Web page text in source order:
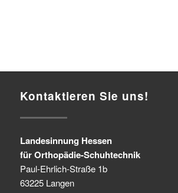
Kontaktieren Sie uns!
Landesinnung Hessen
für Orthopädie-Schuhtechnik
Paul-Ehrlich-Straße 1b
63225 Langen